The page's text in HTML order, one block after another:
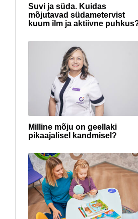
Suvi ja süda. Kuidas
mõjutavad südametervist
kuum ilm ja aktiivne
Milline mõju on geellaki
pikaajalisel kandmisel?